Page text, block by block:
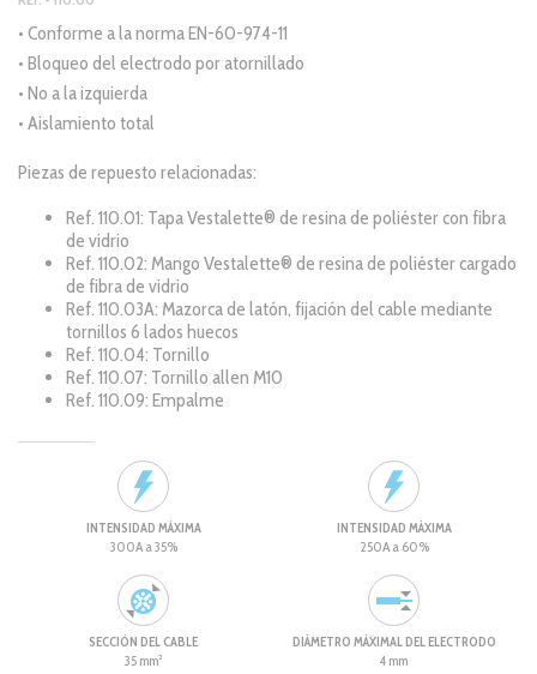
• Conforme a la norma EN-60-974-11
• Bloqueo del electrodo por atornillado
• No a la izquierda
• Aislamiento total
Piezas de repuesto relacionadas:
Ref. 110.01: Tapa Vestalette® de resina de poliéster con fibra
de vidrio
Ref. 110.02: Mango Vestalette® de resina de poliéster cargado
de fibra de vidrio
Ref. 110.03A: Mazorca de latón, fijación del cable mediante
tornillos 6 lados huecos
Ref. 110.04: Tornillo
Ref. 110.07: Tornillo allen M10
Ref. 110.09: Empalme
INTENSIDAD MÁXIMA
300A a 35%
INTENSIDAD MÁXIMA
250A a 60%
SECCIÓN DEL CABLE
35 mm²
DIÁMETRO MÁXIMAL DEL ELECTRODO
4 mm